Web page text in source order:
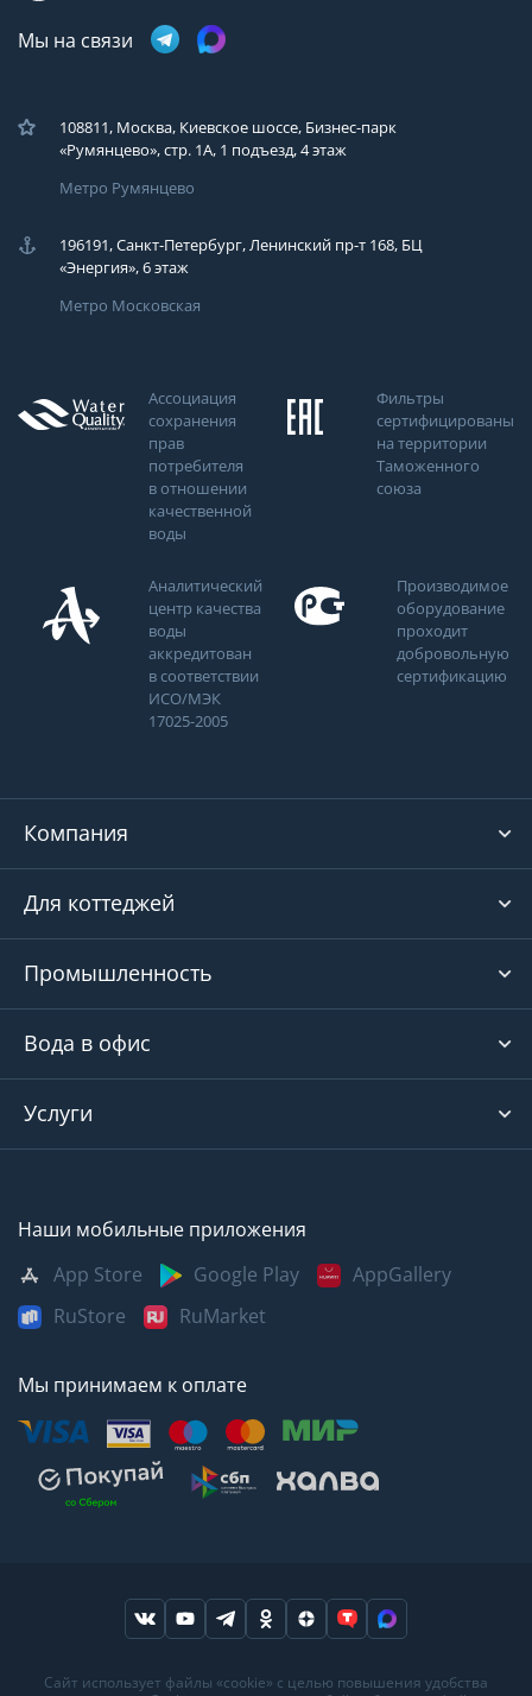
Мы на связи
108811, Москва, Киевское шоссе, Бизнес-парк
«Румянцево», стр. 1А, 1 подъезд, 4 этаж
Метро Румянцево
196191, Санкт-Петербург, Ленинский пр-т 168, БЦ
«Энергия», 6 этаж
Метро Московская
Ассоциация
сохранения
прав
потребителя
в отношении
качественной
воды
Фильтры
сертифицированы
на территории
Таможенного
союза
Аналитический
центр качества
воды
аккредитован
в соответствии
ИСО/МЭК
17025-2005
Производимое
оборудование
проходит
добровольную
сертификацию
Компания
Для коттеджей
Промышленность
Вода в офис
Услуги
Наши мобильные приложения
App Store
Google Play
AppGallery
RuStore
RuMarket
Мы принимаем к оплате
Сайт использует файлы «cookie» с целью повышения удобства